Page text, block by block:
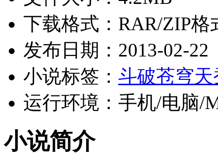
下载格式：RAR/ZIP格
发布日期：2013-02-22
小说标签： 斗破苍穹
运行环境：手机/电脑/
小说简介